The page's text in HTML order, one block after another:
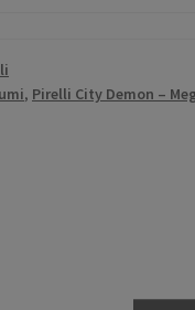
, Pirelli City Demon –